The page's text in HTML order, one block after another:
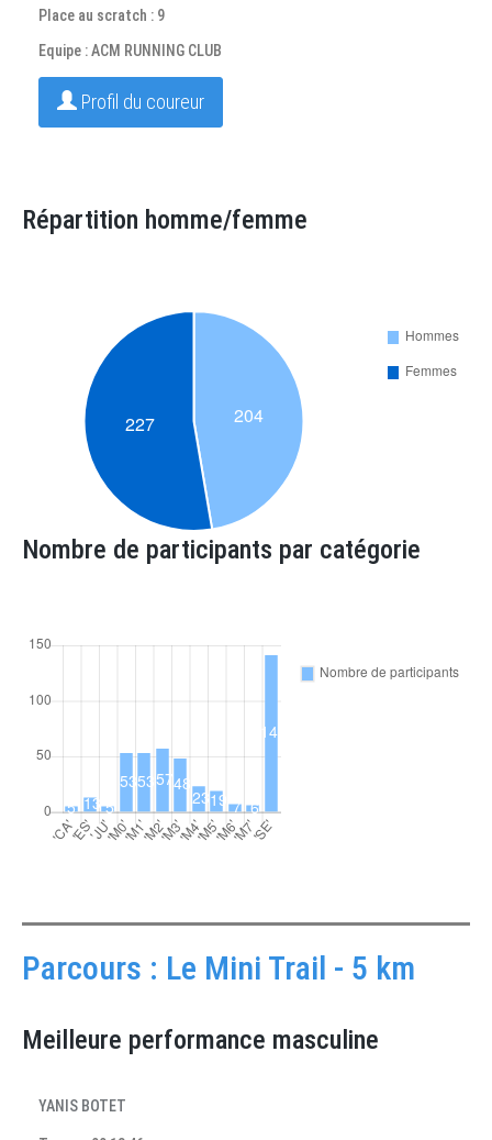
Place au scratch : 9
Equipe : ACM RUNNING CLUB
Profil du coureur
Répartition homme/femme
Nombre de participants par catégorie
Parcours : Le Mini Trail - 5 km
Meilleure performance masculine
YANIS BOTET